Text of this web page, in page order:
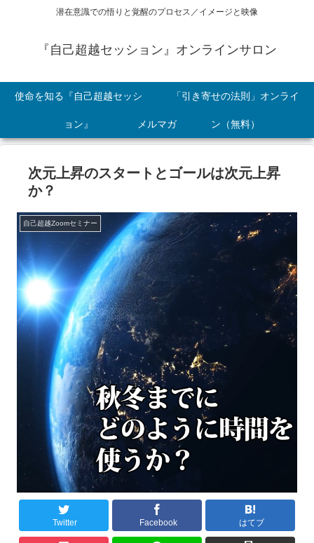
潜在意識での悟りと覚醒のプロセス／イメージと映像
『自己超越セッション』オンラインサロン
使命を知る『自己超越セッシ
ョン』
「引き寄せの法則」オンライ
ン（無料）
メルマガ
次元上昇のスタートとゴールは次元上昇
か？
自己超越Zoomセミナー
Twitter Facebook はてブ